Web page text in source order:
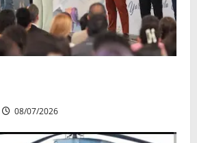
08/07/2026